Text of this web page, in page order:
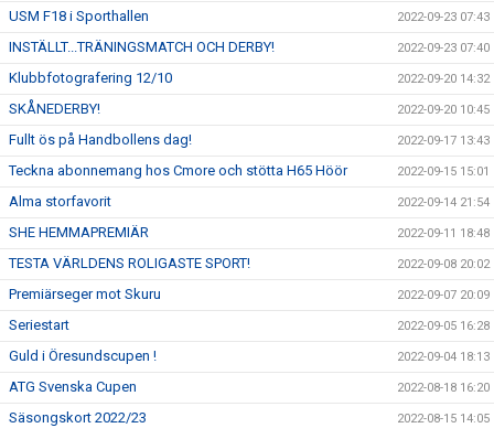
USM F18 i Sporthallen 2022-09-23 07:43
INSTÄLLT...TRÄNINGSMATCH OCH DERBY! 2022-09-23 07:40
Klubbfotografering 12/10 2022-09-20 14:32
SKÅNEDERBY! 2022-09-20 10:45
Fullt ös på Handbollens dag! 2022-09-17 13:43
Teckna abonnemang hos Cmore och stötta H65 Höör 2022-09-15 15:01
Alma storfavorit 2022-09-14 21:54
SHE HEMMAPREMIÄR 2022-09-11 18:48
TESTA VÄRLDENS ROLIGASTE SPORT! 2022-09-08 20:02
Premiärseger mot Skuru 2022-09-07 20:09
Seriestart 2022-09-05 16:28
Guld i Öresundscupen ! 2022-09-04 18:13
ATG Svenska Cupen 2022-08-18 16:20
Säsongskort 2022/23 2022-08-15 14:05